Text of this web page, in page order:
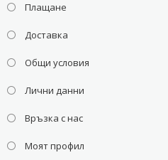
Плащане
Доставка
Общи условия
Лични данни
Връзка с нас
Моят профил